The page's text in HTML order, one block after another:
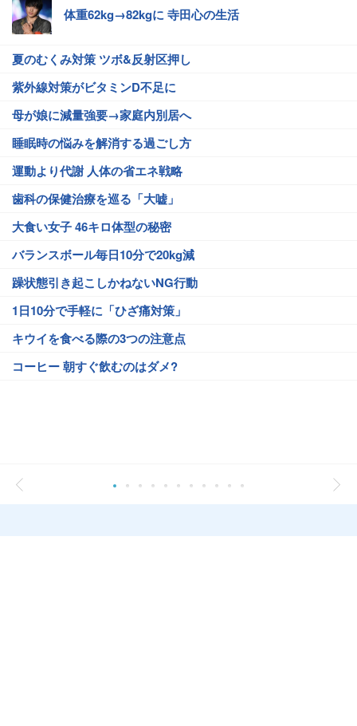
体重62kg→82kgに 寺田心の生活
夏のむくみ対策 ツボ&反射区押し
紫外線対策がビタミンD不足に
母が娘に減量強要→家庭内別居へ
睡眠時の悩みを解消する過ごし方
運動より代謝 人体の省エネ戦略
歯科の保健治療を巡る「大嘘」
大食い女子 46キロ体型の秘密
バランスボール毎日10分で20kg減
躁状態引き起こしかねないNG行動
1日10分で手軽に「ひざ痛対策」
キウイを食べる際の3つの注意点
コーヒー 朝すぐ飲むのはダメ?